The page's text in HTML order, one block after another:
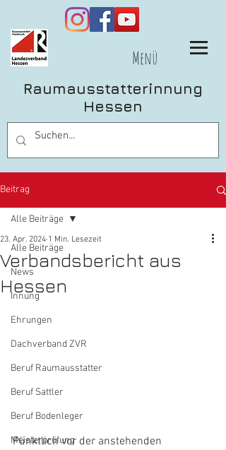
Menü
Raumausstatterinnung
Hessen
Beitrag
Alle Beiträge
News
Innung
Ehrungen
Dachverband ZVR
Beruf Raumausstatter
Beruf Sattler
Beruf Bodenleger
Meisterprüfung
Alle Beiträge
Verbandsbericht aus
Hessen
23. Apr. 2024 1 Min. Lesezeit
Pünktlich vor der anstehenden